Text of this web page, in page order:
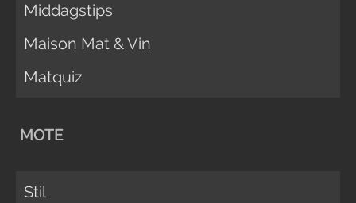
Middagstips
Maison Mat & Vin
Matquiz
MOTE
Stil